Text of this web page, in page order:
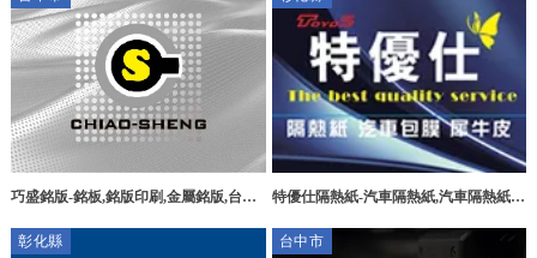
巧盛銘版-銘板,銘版印刷,金屬銘版,台中
區金屬銘版
特優仕隔熱紙-汽車隔熱紙,汽車隔熱紙施
美汽車隔熱紙施工,
彰化縣 台中市